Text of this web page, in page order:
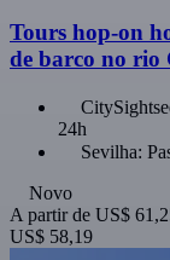
Tours hop-on
de barco no
24h
Sevilha:
Novo
A partir de US$
US$ 58,19